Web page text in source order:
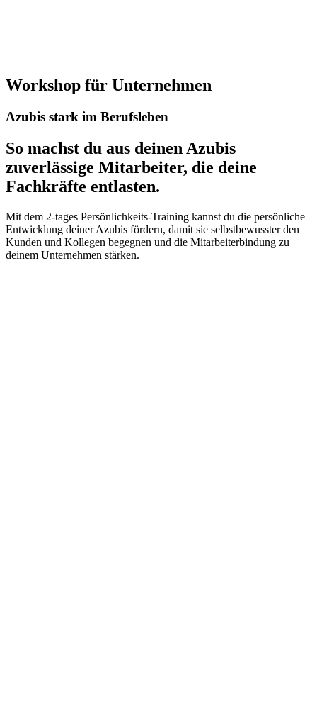
Workshop für Unternehmen
Azubis stark im Berufsleben
So machst du aus deinen Azubis
zuverlässige Mitarbeiter, die deine
Fachkräfte entlasten.
Mit dem 2-tages Persönlichkeits-Training kannst du die persönliche
Entwicklung deiner Azubis fördern, damit sie selbstbewusster den
Kunden und Kollegen begegnen und die Mitarbeiterbindung zu
deinem Unternehmen stärken.